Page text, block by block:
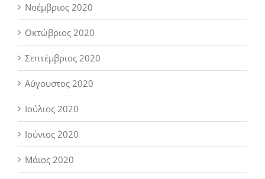
Νοέμβριος 2020
Οκτώβριος 2020
Σεπτέμβριος 2020
Αύγουστος 2020
Ιούλιος 2020
Ιούνιος 2020
Μάιος 2020